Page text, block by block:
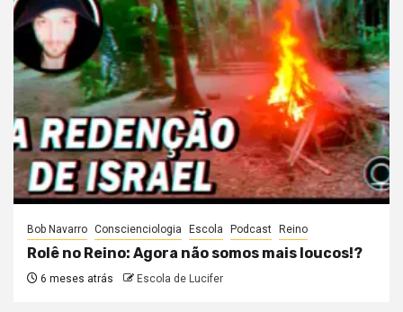
Bob Navarro Conscienciologia Escola Podcast Reino
Rolê no Reino: Agora não somos mais loucos!?
6 meses atrás Escola de Lucifer